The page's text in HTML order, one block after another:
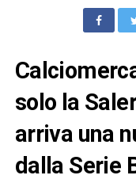
solo la
arriva una
dalla Serie